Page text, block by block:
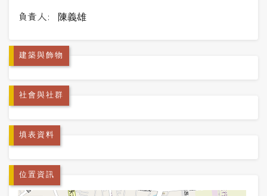
負責人: 陳義雄
建築與飾物
社會與社群
填表資料
位置資訊